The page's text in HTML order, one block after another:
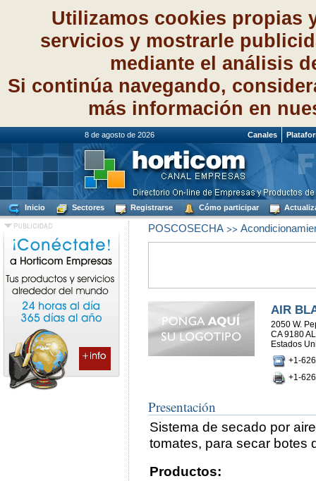
Utilizamos cookies propias
servicios y mostrarle
mediante el análisis
Si continúa navegando,
más información en
8 de agosto de 2026 Canales
Inicio Sectores Registrarse Cómo participar
POSCOSECHA>>
AIR
2050 W.
CA 9180
Estados
+1-
+1-
Presentación
Sistema de secado por
tomates, para secar botes
Productos: